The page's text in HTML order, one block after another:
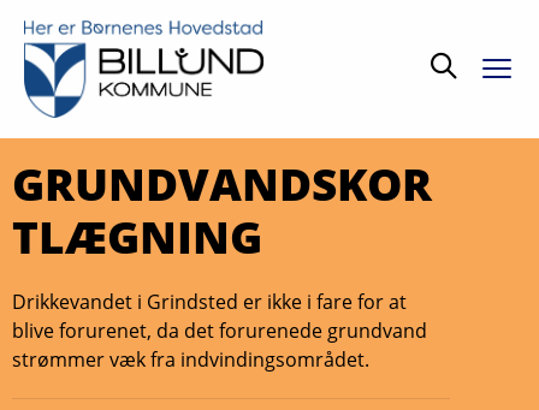
Søg
GRUNDVANDSKOR
TLÆGNING
Drikkevandet i Grindsted er ikke i fare for at
blive forurenet, da det forurenede grundvand
strømmer væk fra indvindingsområdet.